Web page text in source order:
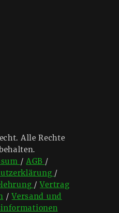
Alle Rechte
/ AGB /
/
/Vertrag
/Versand und